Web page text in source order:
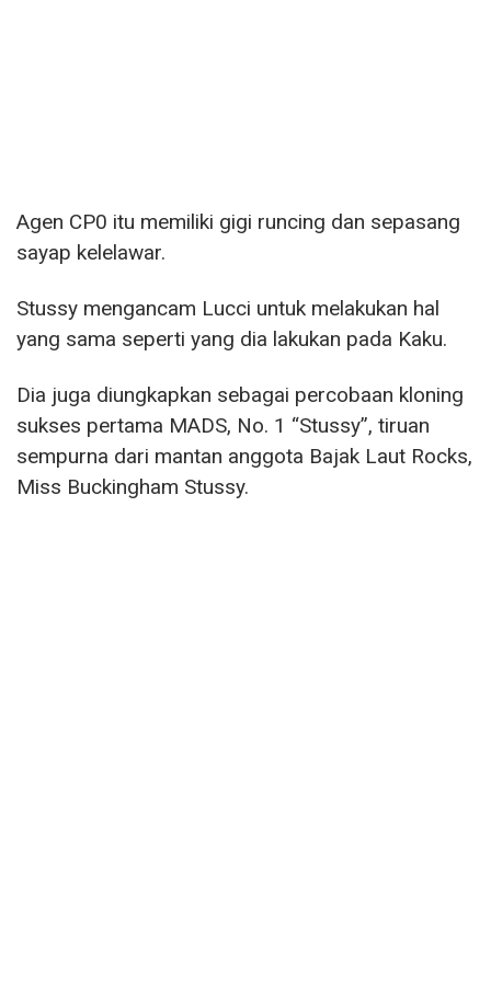
Agen CP0 itu memiliki gigi runcing dan sepasang
sayap kelelawar.
Stussy mengancam Lucci untuk melakukan hal
yang sama seperti yang dia lakukan pada Kaku.
Dia juga diungkapkan sebagai percobaan kloning
sukses pertama MADS, No. 1 “Stussy”, tiruan
sempurna dari mantan anggota Bajak Laut Rocks,
Miss Buckingham Stussy.